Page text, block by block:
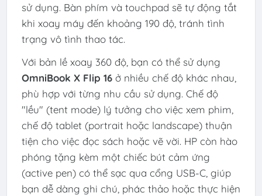
sử dụng. Bàn phím và touchpad sẽ tự động tắt
khi xoay máy đến khoảng 190 độ, tránh tình
trạng vô tình thao tác.
Với bản lề xoay 360 độ, bạn có thể sử dụng
OmniBook X Flip 16ở nhiều chế độ khác nhau,
phù hợp với từng nhu cầu sử dụng. Chế độ
"lều" (tent mode) lý tưởng cho việc xem phim,
chế độ tablet (portrait hoặc landscape) thuận
tiện cho việc đọc sách hoặc vẽ vời. HP còn hào
phóng tặng kèm một chiếc bút cảm ứng
(active pen) có thể sạc qua cổng USB-C, giúp
bạn dễ dàng ghi chú, phác thảo hoặc thực hiện